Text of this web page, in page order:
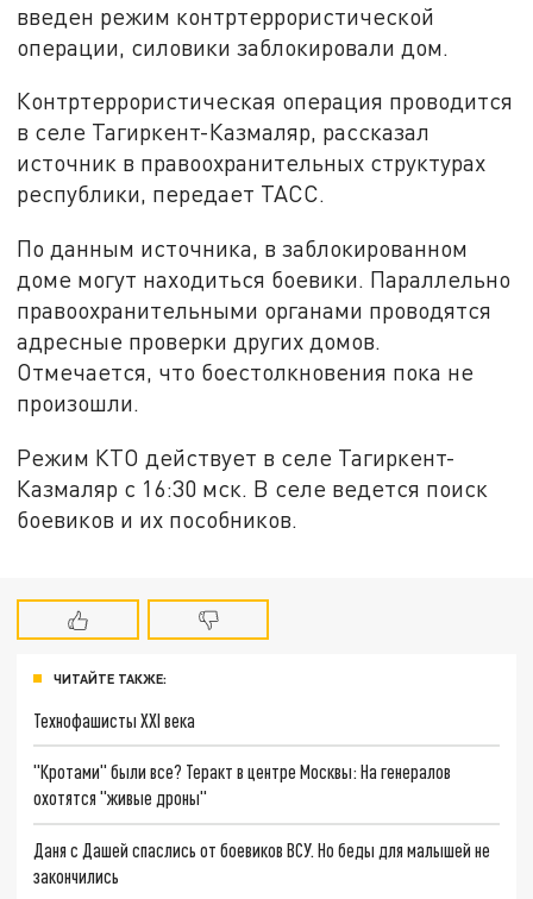
введен режим контртеррористической
операции, силовики заблокировали дом.
Контртеррористическая операция проводится
в селе Тагиркент-Казмаляр, рассказал
источник в правоохранительных структурах
республики, передает ТАСС.
По данным источника, в заблокированном
доме могут находиться боевики. Параллельно
правоохранительными органами проводятся
адресные проверки других домов.
Отмечается, что боестолкновения пока не
произошли.
Режим КТО действует в селе Тагиркент-
Казмаляр с 16:30 мск. В селе ведется поиск
боевиков и их пособников.
ЧИТАЙТЕ ТАКЖЕ:
Технофашисты XXI века
"Кротами" были все? Теракт в центре Москвы: На генералов
охотятся "живые дроны"
Даня с Дашей спаслись от боевиков ВСУ. Но беды для малышей не
закончились